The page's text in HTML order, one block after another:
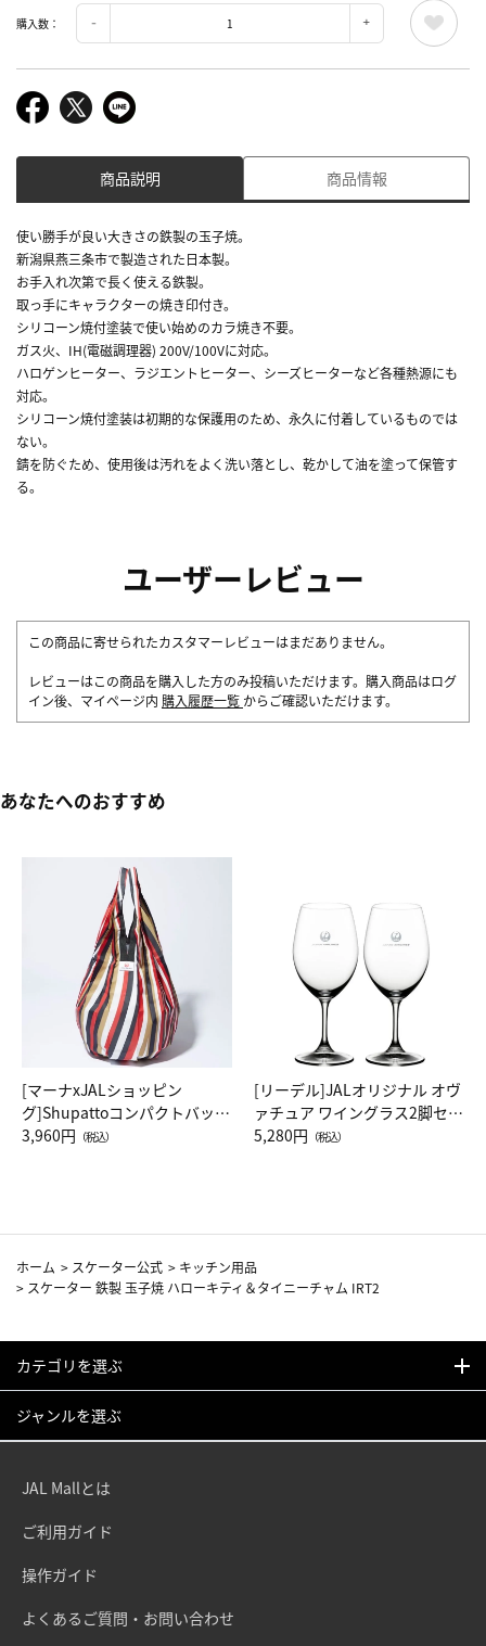
購入数：
商品説明 商品情報
使い勝手が良い大きさの鉄製の玉子焼。
新潟県燕三条市で製造された日本製。
お手入れ次第で長く使える鉄製。
取っ手にキャラクターの焼き印付き。
シリコーン焼付塗装で使い始めのカラ焼き不要。
ガス火、IH(電磁調理器) 200V/100Vに対応。
ハロゲンヒーター、ラジエントヒーター、シーズヒーターなど各種熱源にも
対応。
シリコーン焼付塗装は初期的な保護用のため、永久に付着しているものでは
ない。
錆を防ぐため、使用後は汚れをよく洗い落とし、乾かして油を塗って保管す
る。
ユーザーレビュー
この商品に寄せられたカスタマーレビューはまだありません。
レビューはこの商品を購入した方のみ投稿いただけます。購入商品はログ
イン後、マイページ内 購入履歴一覧 からご確認いただけます。
あなたへのおすすめ
[マーナxJALショッピン
グ]Shupattoコンパクトバッグ
Drop JAL客室乗務員（LC）ス
3,960円 （税込）
[リーデル]JALオリジナル オヴ
ァチュア ワイングラス2脚セッ
ト（レッドワイン）
5,280円 （税込）
ホーム > スケーター公式 > キッチン用品
> スケーター 鉄製 玉子焼 ハローキティ＆タイニーチャム IRT2
カテゴリを選ぶ
ジャンルを選ぶ
JAL Mallとは
ご利用ガイド
操作ガイド
よくあるご質問・お問い合わせ